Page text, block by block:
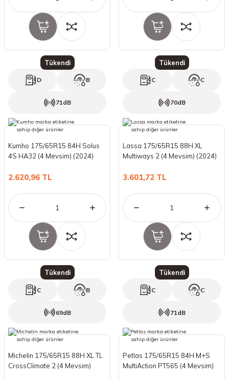
Tükendi
D B
71dB
Kumho 175/65R15 84H Solus
4S HA32 (4 Mevsim) (2024)
2.620,96 TL
Tükendi
C C
70dB
Lassa 175/65R15 88H XL
Multiways 2 (4 Mevsim) (2024)
3.601,72 TL
Tükendi
C B
69dB
Michelin 175/65R15 88H XL TL
CrossClimate 2 (4 Mevsim)
Tükendi
C C
71dB
Petlas 175/65R15 84H M+S
MultiAction PT565 (4 Mevsim)